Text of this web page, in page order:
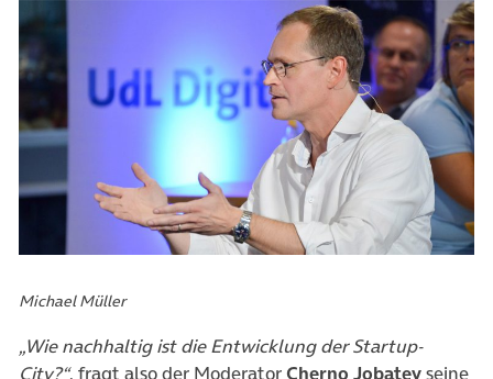
Michael Müller
„Wie nachhaltig ist die Entwicklung der Startup-